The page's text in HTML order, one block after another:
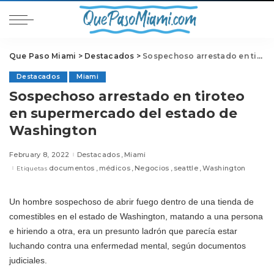
Que Paso Miami > Destacados > Sospechoso arrestado en tiroteo en supermercado del estado de Washington
Destacados Miami
Sospechoso arrestado en tiroteo
en supermercado del estado de
Washington
February 8, 2022 Destacados Miami
Etiquetas documentos médicos Negocios seattle Washington
Un hombre sospechoso de abrir fuego dentro de una tienda de
comestibles en el estado de Washington, matando a una persona
e hiriendo a otra, era un presunto ladrón que parecía estar
luchando contra una enfermedad mental, según documentos
judiciales.